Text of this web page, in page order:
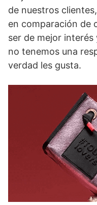
de nuestros
en comparación de
ser de mejor interés
no tenemos una
verdad les gusta.